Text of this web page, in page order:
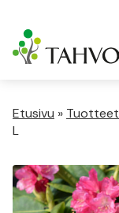
Etusivu » Tuotteet
L